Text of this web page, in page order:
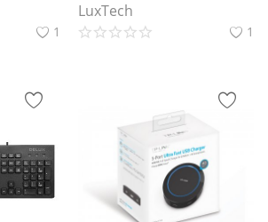
1
LuxTech
1